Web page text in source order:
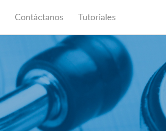
Contáctanos Tutoriales